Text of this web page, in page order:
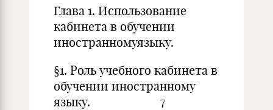
Глава 1. Использование
кабинета в обучении
иностранномуязыку.
§1. Роль учебного кабинета в
обучении иностранному
языку. 7